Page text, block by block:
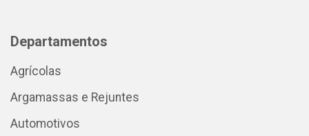
Departamentos
Agrícolas
Argamassas e Rejuntes
Automotivos